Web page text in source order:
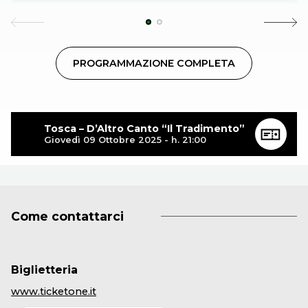
Tosca – D’Altro Canto “Il Tradimento”
Giovedì 09 Ottobre 2025 - h. 21:00
palco la padrona di casa, Tosca, coinvolge artisti amici
in quello che si può definire un “passachitarra” e tra
ricordi, aneddoti e citazioni accompagna il pubblico
attraverso paesaggi sonori poco conosciuti, brani
introvabili scoperte per caso e omaggi ai grandi
maestri.
contemporaneamente happening, teatro, televisione,
raccontarsi, divertirsi e scambiarsi musica. In attesa del
mio prossimo progetto discografico in studio,
PROGRAMMAZIONE COMPLETA
Come contattarci
Biglietteria
www.ticketone.it